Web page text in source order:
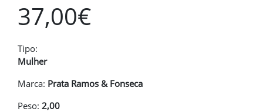
37,00€
Tipo:
Mulher
Marca: Prata Ramos & Fonseca
Peso: 2,00